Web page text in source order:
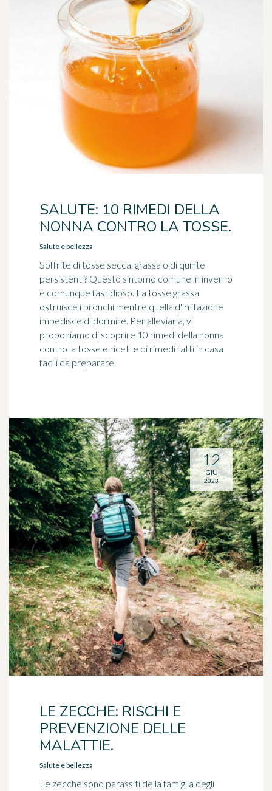
SALUTE: 10 RIMEDI DELLA
NONNA CONTRO LA TOSSE.
Salute e bellezza
Soffrite di tosse secca, grassa o di quinte
persistenti? Questo sintomo comune in inverno
è comunque fastidioso. La tosse grassa
ostruisce i bronchi mentre quella d'irritazione
impedisce di dormire. Per alleviarla, vi
proponiamo di scoprire 10 rimedi della nonna
contro la tosse e ricette di rimedi fatti in casa
facili da preparare.
LE ZECCHE: RISCHI E
PREVENZIONE DELLE
MALATTIE.
Salute e bellezza
Le zecche sono parassiti della famiglia degli
12
GIU
2023